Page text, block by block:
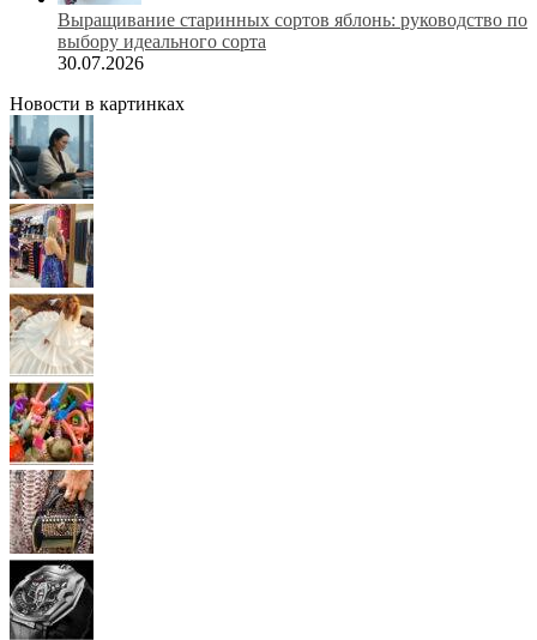
Выращивание старинных сортов яблонь: руководство по
выбору идеального сорта
30.07.2026
Новости в картинках